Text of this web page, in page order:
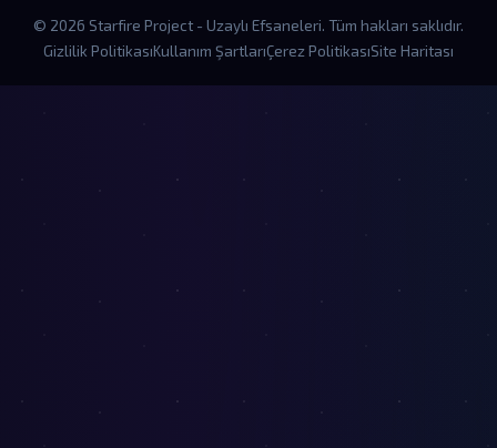
© 2026 Starfire Project - Uzaylı Efsaneleri. Tüm hakları saklıdır.
Gizlilik PolitikasıKullanım ŞartlarıÇerez PolitikasıSite Haritası